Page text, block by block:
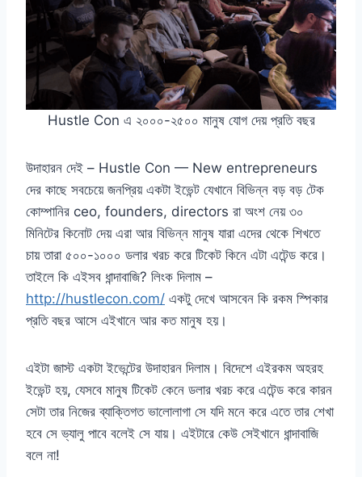
Hustle Con এ ২০০০-২৫০০ মানুষ যোগ দেয় প্রতি বছর
উদাহারন দেই – Hustle Con — New entrepreneurs
দের কাছে সবচেয়ে জনপ্রিয় একটা ইভেন্ট যেখানে বিভিন্ন বড় বড় টেক
কোম্পানির ceo, founders, directors রা অংশ নেয় ৩০
মিনিটের কিনোট দেয় এরা আর বিভিন্ন মানুষ যারা এদের থেকে শিখতে
চায় তারা ৫০০-১০০০ ডলার খরচ করে টিকেট কিনে এটা এটেন্ড করে।
তাইলে কি এইসব ধান্দাবাজি? লিংক দিলাম –
http://hustlecon.com/ একটু দেখে আসবেন কি রকম স্পিকার
প্রতি বছর আসে এইখানে আর কত মানুষ হয়।
এইটা জাস্ট একটা ইভেন্টের উদাহারন দিলাম। বিদেশে এইরকম অহরহ
ইভেন্ট হয়, যেসবে মানুষ টিকেট কেনে ডলার খরচ করে এটেন্ড করে কারন
সেটা তার নিজের ব্যাক্তিগত ভালোলাগা সে যদি মনে করে এতে তার শেখা
হবে সে ভ্যালু পাবে বলেই সে যায়। এইটারে কেউ সেইখানে ধান্দাবাজি
বলে না!